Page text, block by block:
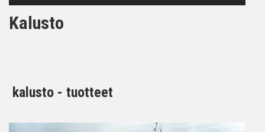
Kalusto
kalusto - tuotteet